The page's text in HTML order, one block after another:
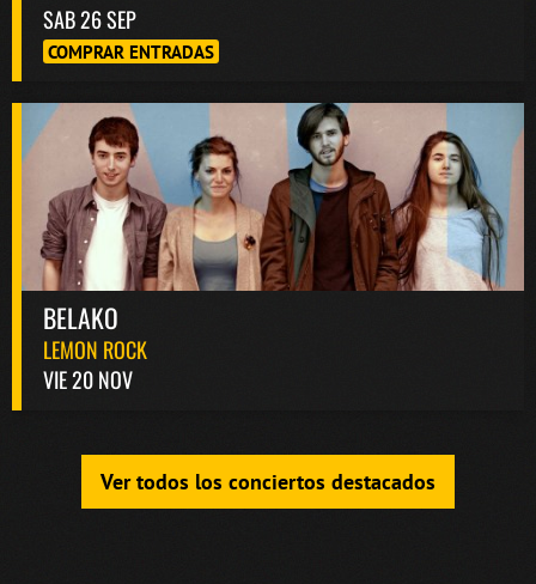
SAB 26 SEP
COMPRAR ENTRADAS
BELAKO
LEMON ROCK
VIE 20 NOV
Ver todos los conciertos destacados